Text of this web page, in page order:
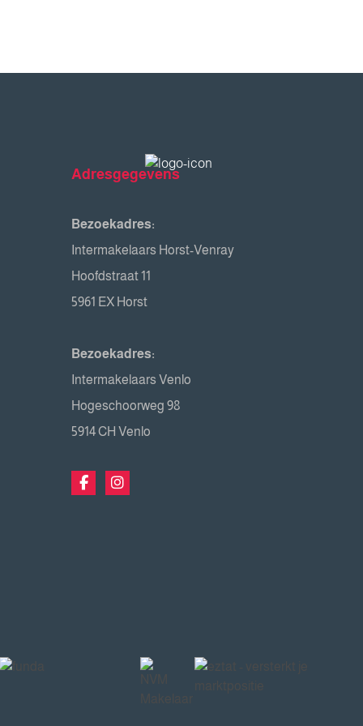
Adresgegevens
Bezoekadres:
Intermakelaars Horst-Venray
Hoofdstraat 11
5961 EX Horst
Bezoekadres:
Intermakelaars Venlo
Hogeschoorweg 98
5914 CH Venlo